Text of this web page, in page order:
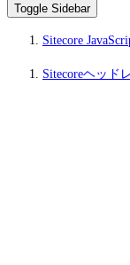
Toggle Sidebar
Sitecore
Sitecoreヘッド